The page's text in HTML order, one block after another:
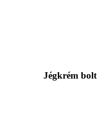
Jégkrém bolt